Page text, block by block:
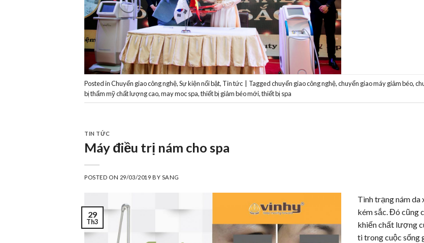
Posted inChuyển giao công nghệ,Sự kiện nổi bật, Tin tức Taggedchuyển giao công nghệ,chuyển giao máy giảm béo,
bị thẩm mỹ chất lượng cao,may moc spa,thiết bị giảm béo mới,thiết bị spa
TIN TỨC
Máy điều trị nám cho spa
POSTED ON 29/03/2019 BY SANG
29
Th3
Tình trạng nám da
kém sắc. Đó cũng
khiến chất lượng
ti trong cuộc sống